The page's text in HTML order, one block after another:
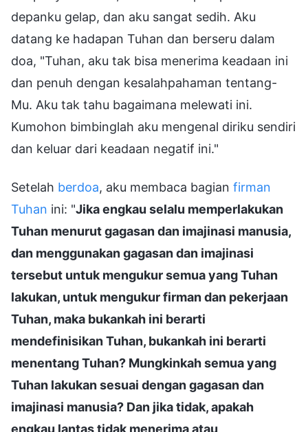
depanku gelap, dan aku sangat sedih. Aku
datang ke hadapan Tuhan dan berseru dalam
doa, "Tuhan, aku tak bisa menerima keadaan ini
dan penuh dengan kesalahpahaman tentang-
Mu. Aku tak tahu bagaimana melewati ini.
Kumohon bimbinglah aku mengenal diriku sendiri
dan keluar dari keadaan negatif ini."
Setelah berdoa, aku membaca bagian firman
Tuhan ini: "Jika engkau selalu memperlakukan
Tuhan menurut gagasan dan imajinasi manusia,
dan menggunakan gagasan dan imajinasi
tersebut untuk mengukur semua yang Tuhan
lakukan, untuk mengukur firman dan pekerjaan
Tuhan, maka bukankah ini berarti
mendefinisikan Tuhan, bukankah ini berarti
menentang Tuhan? Mungkinkah semua yang
Tuhan lakukan sesuai dengan gagasan dan
imajinasi manusia? Dan jika tidak, apakah
engkau lantas tidak menerima atau